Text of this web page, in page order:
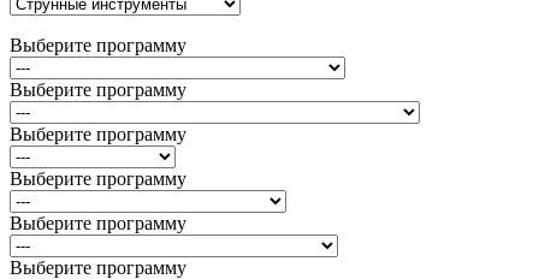
Выберите программу
Выберите программу
Выберите программу
Выберите программу
Выберите программу
Выберите программу